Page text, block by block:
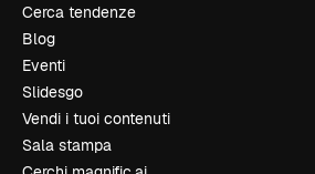
Cerca tendenze
Blog
Eventi
Slidesgo
Vendi i tuoi contenuti
Sala stampa